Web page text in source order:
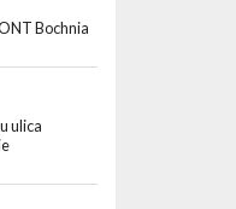
Bochnia
ulica